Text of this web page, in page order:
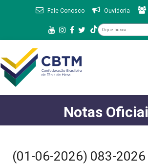
Fale Conosco Ouvidoria
Notas
(01-06-2026) 083-2026